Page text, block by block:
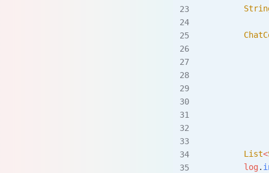
        List
<
        log
.